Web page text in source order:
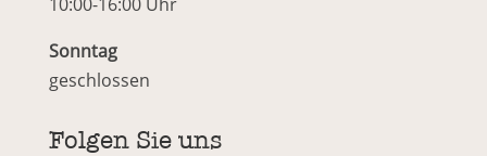
Sonntag
geschlossen
Folgen Sie uns